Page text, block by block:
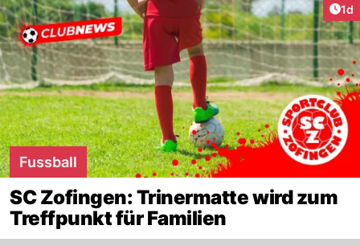
1d
Fussball
SC Zofingen: Trinermatte wird zum
Treffpunkt für Familien